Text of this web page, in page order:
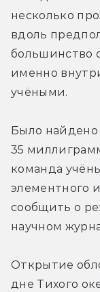
несколько
вдоль
большинство
именно
учёными.
Было найдено
35
команда
элементного
сообщить о
научном
Открытие
дне Тихого